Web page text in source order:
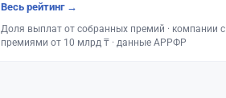
Весь рейтинг →
Доля выплат от собранных премий · компании с
премиями от 10 млрд ₸ · данные АРРФР